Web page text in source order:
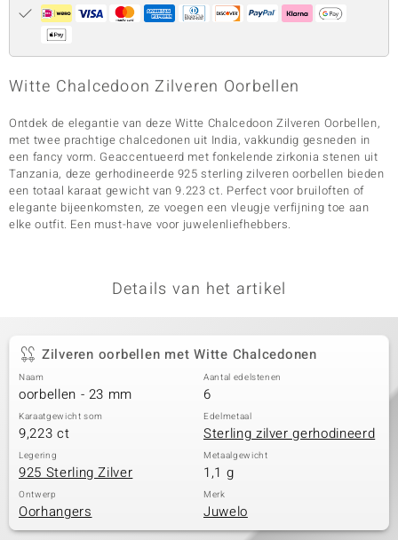
Witte Chalcedoon Zilveren Oorbellen
Ontdek de elegantie van deze Witte Chalcedoon Zilveren Oorbellen,
met twee prachtige chalcedonen uit India, vakkundig gesneden in
een fancy vorm. Geaccentueerd met fonkelende zirkonia stenen uit
Tanzania, deze gerhodineerde 925 sterling zilveren oorbellen bieden
een totaal karaat gewicht van 9.223 ct. Perfect voor bruiloften of
elegante bijeenkomsten, ze voegen een vleugje verfijning toe aan
elke outfit. Een must-have voor juwelenliefhebbers.
Details van het artikel
Zilveren oorbellen met Witte Chalcedonen
Naam
oorbellen - 23 mm
Aantal edelstenen
6
Karaatgewicht som
9,223 ct
Edelmetaal
Sterling zilver gerhodineerd
Legering
925 Sterling Zilver
Metaalgewicht
1,1 g
Ontwerp
Oorhangers
Merk
Juwelo